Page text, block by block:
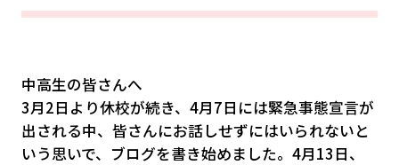
中高生の皆さんへ
3月2日より休校が続き、4月7日には緊急事態宣言が
出される中、皆さんにお話しせずにはいられないと
いう思いで、ブログを書き始めました。4月13日、